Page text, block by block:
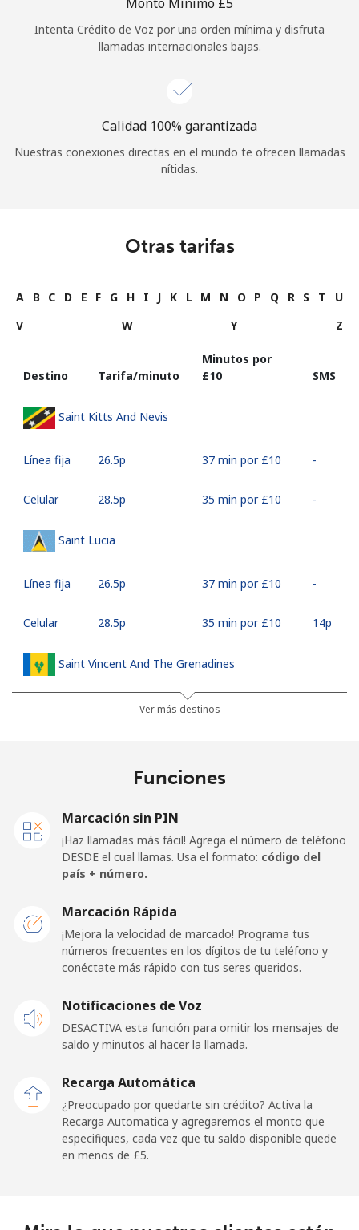
Intenta Crédito de Voz por una orden mínima y disfruta
llamadas internacionales bajas.
Calidad 100% garantizada
Nuestras conexiones directas en el mundo te ofrecen llamadas
nítidas.
Otras tarifas
A B C D E F G H I J K L M N O P Q R S T
U
V
W Y Z
Destino Tarifa/minuto
Minutos por
⁦£10⁩
SMS
Saint Kitts And Nevis
Línea fija ⁦26.5p⁩ 37 min por ⁦£10⁩ -
Celular ⁦28.5p⁩ 35 min por ⁦£10⁩ -
Saint Lucia
Línea fija ⁦26.5p⁩ 37 min por ⁦£10⁩ -
Celular ⁦28.5p⁩ 35 min por ⁦£10⁩ ⁦14p⁩
Saint Vincent And The Grenadines
40 min por ⁦£10⁩
Línea fija
⁦103.5p⁩
San Marino
Línea fija ⁦18.9p⁩ 52 min por ⁦£10⁩ -
Sao Tome And Principe
country
⁦165.9p⁩
Saudi Arabia
Ver más destinos
Funciones
Marcación sin PIN
¡Haz llamadas más fácil! Agrega el número de teléfono
DESDE el cual llamas. Usa el formato: código del
país + número.
Marcación Rápida
¡Mejora la velocidad de marcado! Programa tus
números frecuentes en los dígitos de tu teléfono y
conéctate más rápido con tus seres queridos.
Notificaciones de Voz
DESACTIVA esta función para omitir los mensajes de
saldo y minutos al hacer la llamada.
Recarga Automática
¿Preocupado por quedarte sin crédito? Activa la
Recarga Automatica y agregaremos el monto que
especifiques, cada vez que tu saldo disponible quede
en menos de ⁦£5⁩.